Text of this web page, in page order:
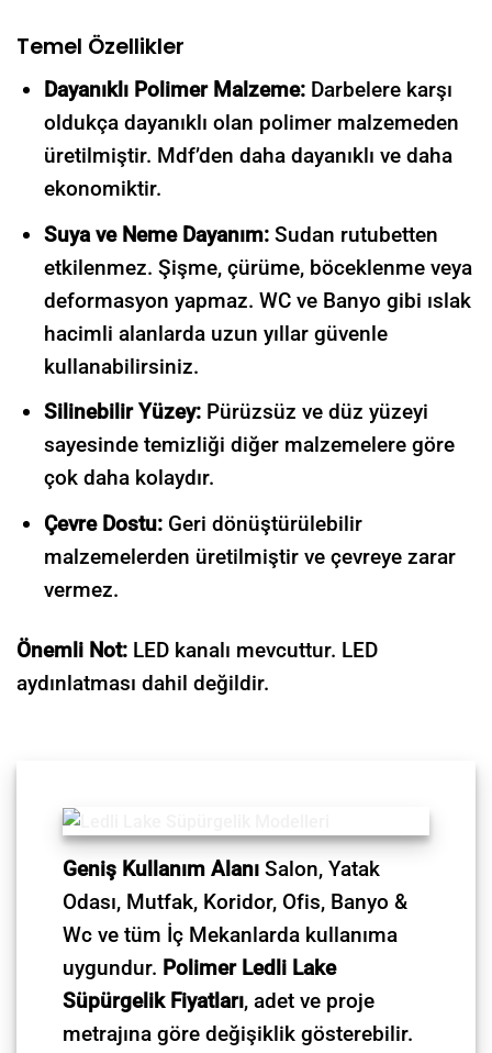
Temel Özellikler
Dayanıklı Polimer Malzeme:Darbelere karşı
oldukça dayanıklı olan polimer malzemeden
üretilmiştir. Mdf’den daha dayanıklı ve daha
ekonomiktir.
Suya ve Neme Dayanım: Sudan rutubetten
etkilenmez. Şişme, çürüme, böceklenme veya
deformasyon yapmaz. WC ve Banyo gibi ıslak
hacimli alanlarda uzun yıllar güvenle
kullanabilirsiniz.
Silinebilir Yüzey: Pürüzsüz ve düz yüzeyi
sayesinde temizliği diğer malzemelere göre
çok daha kolaydır.
Çevre Dostu:Geri dönüştürülebilir
malzemelerden üretilmiştir ve çevreye zarar
vermez.
Önemli Not: LED kanalı mevcuttur. LED
aydınlatması dahil değildir.
Geniş Kullanım Alanı Salon, Yatak
Odası, Mutfak, Koridor, Ofis, Banyo &
Wc ve tüm İç Mekanlarda kullanıma
uygundur. Polimer Ledli Lake
Süpürgelik Fiyatları, adet ve proje
metrajına göre değişiklik gösterebilir.